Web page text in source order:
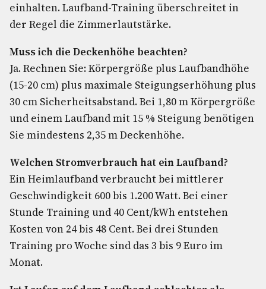
einhalten. Laufband-Training überschreitet in
der Regel die Zimmerlautstärke.
Muss ich die Deckenhöhe beachten?
Ja. Rechnen Sie: Körpergröße plus Laufbandhöhe
(15-20 cm) plus maximale Steigungserhöhung plus
30 cm Sicherheitsabstand. Bei 1,80 m Körpergröße
und einem Laufband mit 15 % Steigung benötigen
Sie mindestens 2,35 m Deckenhöhe.
Welchen Stromverbrauch hat ein Laufband?
Ein Heimlaufband verbraucht bei mittlerer
Geschwindigkeit 600 bis 1.200 Watt. Bei einer
Stunde Training und 40 Cent/kWh entstehen
Kosten von 24 bis 48 Cent. Bei drei Stunden
Training pro Woche sind das 3 bis 9 Euro im
Monat.